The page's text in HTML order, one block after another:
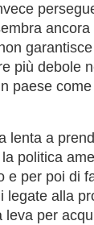
più
lenta a
politica
per poi di
alla
per